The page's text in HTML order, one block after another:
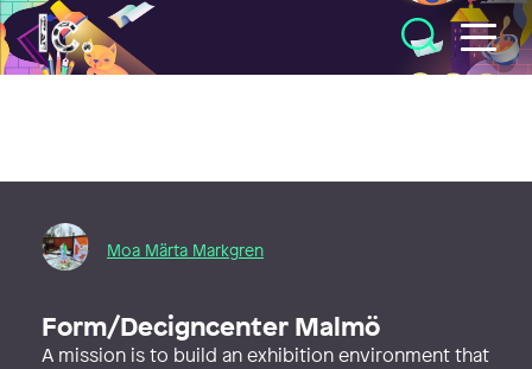
Illustratörcentrum
Moa Märta Markgren
Form/Decigncenter Malmö
A mission is to build an exhibition environment that